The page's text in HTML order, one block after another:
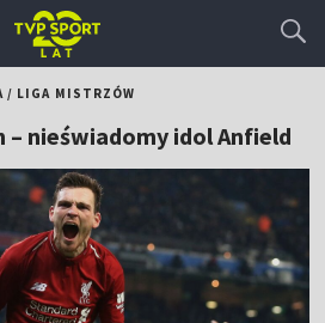
/ LIGA MISTRZÓW
nieświadomy idol Anfield